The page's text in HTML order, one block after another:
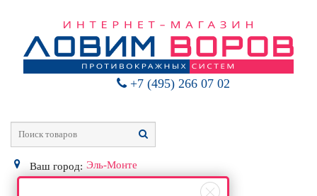
+7 (495) 266 07 02
Ваш город: Эль-Монте